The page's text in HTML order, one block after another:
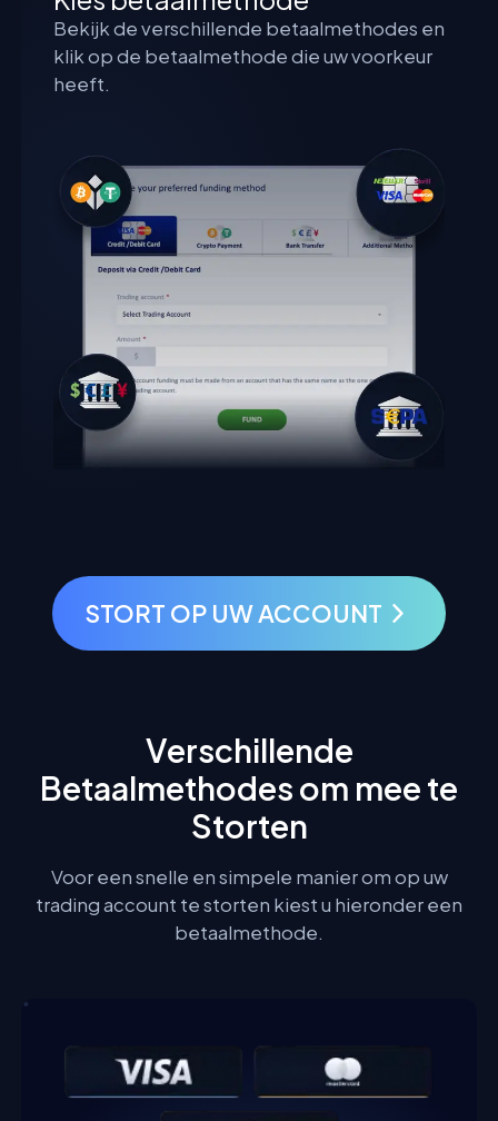
Bekijk de verschillende betaalmethodes en
klik op de betaalmethode die uw voorkeur
heeft.
STORT OP UW ACCOUNT
Verschillende
Betaalmethodes om mee te
Storten
Voor een snelle en simpele manier om op uw
trading account te storten kiest u hieronder een
betaalmethode.